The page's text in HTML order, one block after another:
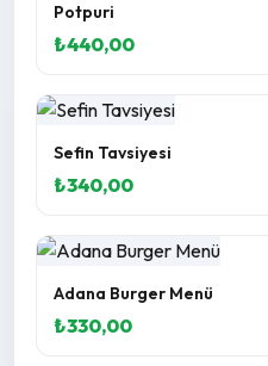
Potpuri
₺440,00
Sefin Tavsiyesi
₺340,00
Adana Burger Menü
₺330,00